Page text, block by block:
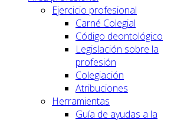
Ejercicio profesional
Carné Colegial
Código deontológico
Legislación sobre la
profesión
Colegiación
Atribuciones
Herramientas
Guía de ayudas a la